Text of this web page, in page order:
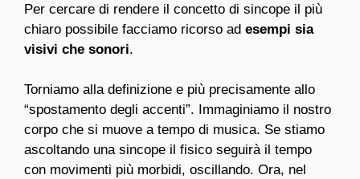
Per cercare di rendere il concetto di sincope il più
chiaro possibile facciamo ricorso ad esempi sia
visivi che sonori.
Torniamo alla definizione e più precisamente allo
“spostamento degli accenti”. Immaginiamo il nostro
corpo che si muove a tempo di musica. Se stiamo
ascoltando una sincope il fisico seguirà il tempo
con movimenti più morbidi, oscillando. Ora, nel